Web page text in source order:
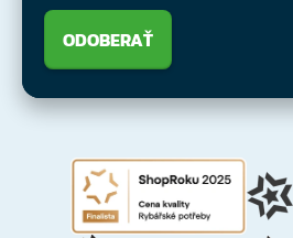
ODOBERAŤ